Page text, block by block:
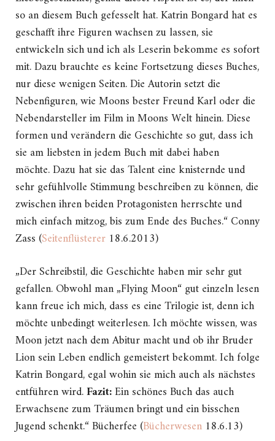
so an diesem Buch gefesselt hat. Katrin Bongard hat es
geschafft ihre Figuren wachsen zu lassen, sie
entwickeln sich und ich als Leserin bekomme es sofort
mit. Dazu brauchte es keine Fortsetzung dieses Buches,
nur diese wenigen Seiten. Die Autorin setzt die
Nebenfiguren, wie Moons bester Freund Karl oder die
Nebendarsteller im Film in Moons Welt hinein. Diese
formen und verändern die Geschichte so gut, dass ich
sie am liebsten in jedem Buch mit dabei haben
möchte. Dazu hat sie das Talent eine knisternde und
sehr gefühlvolle Stimmung beschreiben zu können, die
zwischen ihren beiden Protagonisten herrschte und
mich einfach mitzog, bis zum Ende des Buches.“ Conny
Zass (Seitenflüsterer 18.6.2013)
„Der Schreibstil, die Geschichte haben mir sehr gut
gefallen. Obwohl man „Flying Moon“ gut einzeln lesen
kann freue ich mich, dass es eine Trilogie ist, denn ich
möchte unbedingt weiterlesen. Ich möchte wissen, was
Moon jetzt nach dem Abitur macht und ob ihr Bruder
Lion sein Leben endlich gemeistert bekommt. Ich folge
Katrin Bongard, egal wohin sie mich auch als nächstes
entführen wird.Fazit:Ein schönes Buch das auch
Erwachsene zum Träumen bringt und ein bisschen
Jugend schenkt.“ Bücherfee (Bücherwesen 18.6.13)